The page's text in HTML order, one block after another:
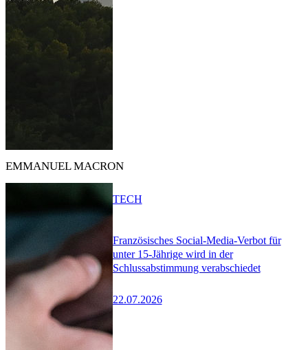
EMMANUEL MACRON
Französisches Social-Media-Verbot für
unter 15-Jährige wird in der
Schlussabstimmung verabschiedet
22.07.2026
TECH